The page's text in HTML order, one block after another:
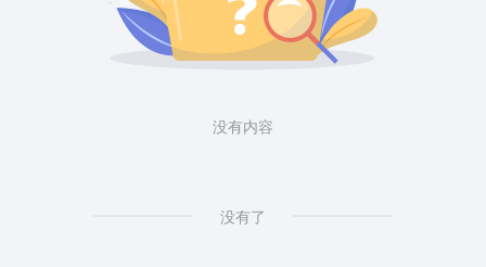
没有内容
没有了